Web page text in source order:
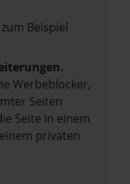
Beispiel
Werbeblocker,
Seiten
Seite in einem
privaten